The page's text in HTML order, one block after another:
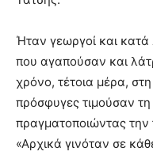
Ήταν γεωργοί και
που αγαπούσαν και
χρόνο, τέτοια μέρα,
πρόσφυγες τιμούσαν
πραγματοποιώντας την
«Αρχικά γινόταν σε